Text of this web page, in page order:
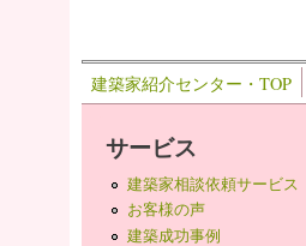
建築家紹介センター・TOP
サービス
建築家相談依頼サービス
お客様の声
建築成功事例